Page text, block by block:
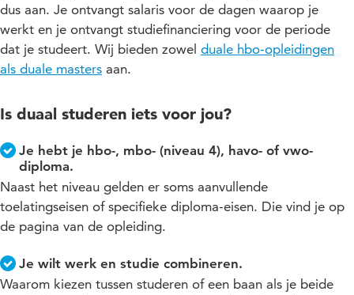
dus aan. Je ontvangt salaris voor de dagen waarop je
werkt en je ontvangt studiefinanciering voor de periode
dat je studeert. Wij bieden zowel duale hbo-opleidingen
als duale masters aan.
Is duaal studeren iets voor jou?
Je hebt je hbo-, mbo- (niveau 4), havo- of vwo-
diploma.
Naast het niveau gelden er soms aanvullende
toelatingseisen of specifieke diploma-eisen. Die vind je op
de pagina van de opleiding.
Je wilt werk en studie combineren.
Waarom kiezen tussen studeren of een baan als je beide